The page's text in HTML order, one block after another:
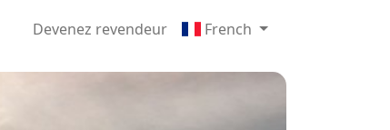
Devenez revendeur French